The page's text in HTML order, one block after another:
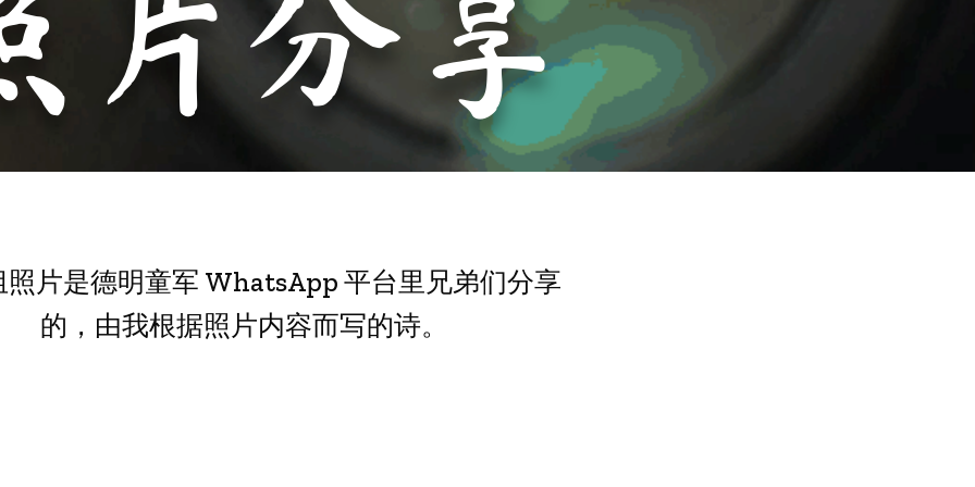
片分享
照片是德明童军 WhatsApp 平台里兄弟们分享
的，由我根据照片内容而写的诗。